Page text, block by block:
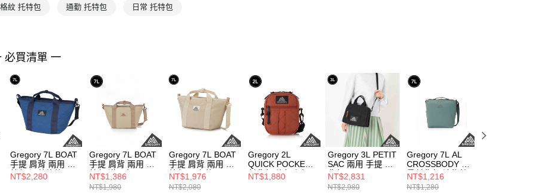
格紋 托特包 通勤 托特包 日常 托特包
必買清單 一
Gregory 7L BOAT
手提 肩背 兩用 托
特包 深藍格紋
NT$2,280
Gregory 7L BOAT
手提 肩背 兩用 托
特包 漠沙色
NT$1,386
NT$1,980
Gregory 7L BOAT
手提 肩背 兩用 托
特包 沙米黃
NT$1,976
NT$2,080
Gregory 2L
QUICK POCKET
斜背包 旅行小包
棕色格紋， M
NT$1,880
Gregory 3L PETIT
SAC 兩用 手提 斜
背包 黑
NT$2,831
NT$2,980
Gregory 7L AL
CROSSBODY 輕
量斜背包 神秘藍
NT$1,216
NT$1,280